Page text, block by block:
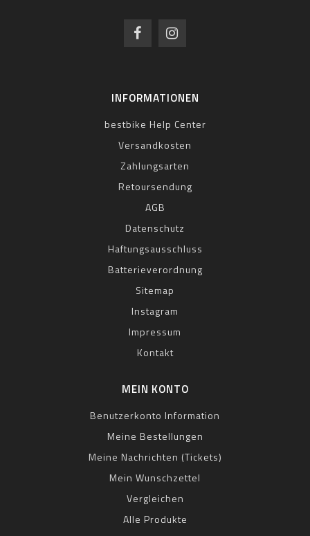
INFORMATIONEN
bestbike Help Center
Versandkosten
Zahlungsarten
Retoursendung
AGB
Datenschutz
Haftungsausschluss
Batterieverordnung
Sitemap
Instagram
Impressum
Kontakt
MEIN KONTO
Benutzerkonto Information
Meine Bestellungen
Meine Nachrichten (Tickets)
Mein Wunschzettel
Vergleichen
Alle Produkte